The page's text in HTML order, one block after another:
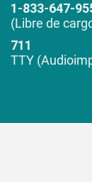
1-833-647-
(Libre de
711
TTY